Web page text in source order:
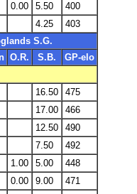
0.00 5.50
400
4.25
403
S.G.
O.R. S.B.
GP-elo
16.50
475
17.00
466
12.50
490
7.50
492
1.00 5.00
448
0.00 9.00
471